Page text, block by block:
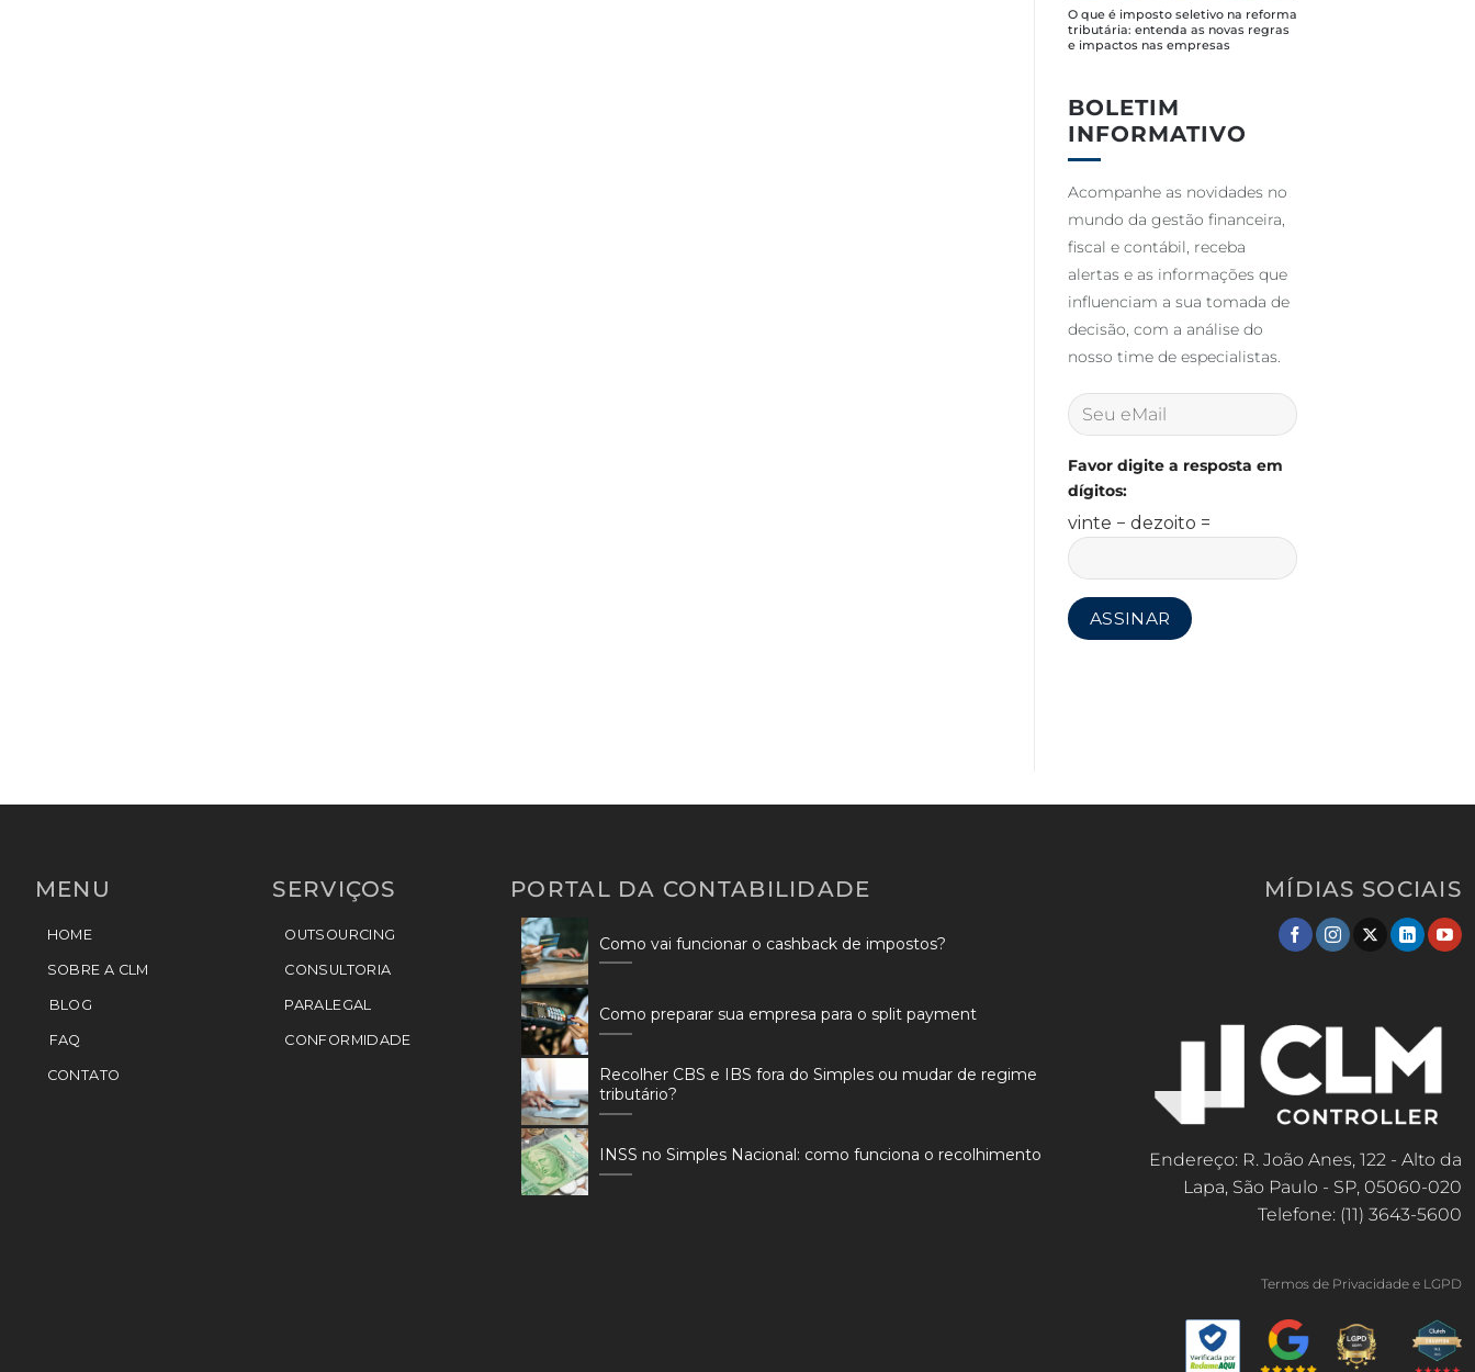
O que é imposto seletivo na reforma
tributária: entenda as novas regras
e impactos nas empresas
BOLETIM
INFORMATIVO
Acompanhe as novidades no
mundo da gestão financeira,
fiscal e contábil, receba
alertas e as informações que
influenciam a sua tomada de
decisão, com a análise do
nosso time de especialistas.
Favor digite a resposta em
dígitos:
vinte − dezoito =
MENU
HOME
SOBRE A CLM
BLOG
FAQ
CONTATO
SERVIÇOS
OUTSOURCING
CONSULTORIA
PARALEGAL
CONFORMIDADE
PORTAL DA CONTABILIDADE
Como vai funcionar o cashback de impostos?
Como preparar sua empresa para o split payment
Recolher CBS e IBS fora do Simples ou mudar de regime
tributário?
INSS no Simples Nacional: como funciona o recolhimento
MÍDIAS SOCIAIS
Endereço: R. João Anes, 122 - Alto da
Lapa, São Paulo - SP, 05060-020
Telefone: (11) 3643-5600
Termos de Privacidade e LGPD